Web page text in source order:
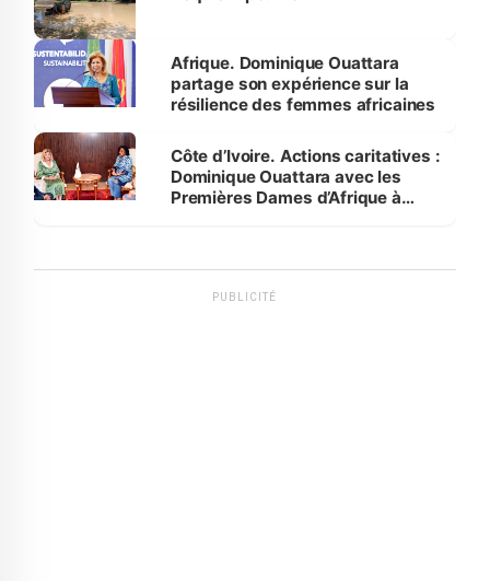
Afrique. Dominique Ouattara
partage son expérience sur la
résilience des femmes africaines
Côte d’Ivoire. Actions caritatives :
Dominique Ouattara avec les
Premières Dames d’Afrique à
PUBLICITÉ